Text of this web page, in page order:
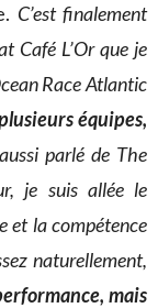
C’est finalement
Café L’Or que je
Race Atlantic
équipes,
parlé de The
je suis allée le
et la compétence
naturellement,
mais